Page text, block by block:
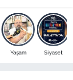
Yaşam Siyaset